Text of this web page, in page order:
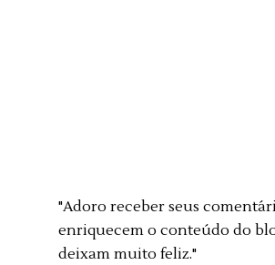
"Adoro receber seus
enriquecem o conteúdo do
deixam muito feliz."